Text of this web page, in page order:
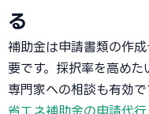
る
補助金は申請書類の作
要です。採択率を高め
専門家への相談も有効で
省エネ補助金の申請代